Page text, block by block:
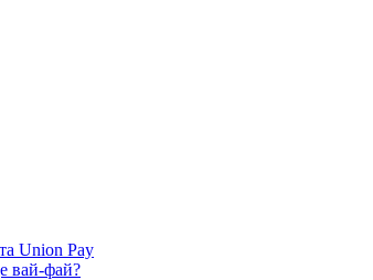
Union Pay
вай-фай?